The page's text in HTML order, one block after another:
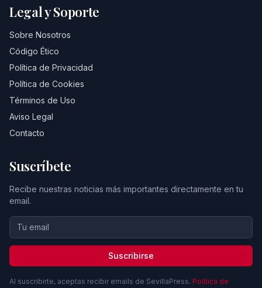
Legal y Soporte
Sobre Nosotros
Código Ético
Política de Privacidad
Política de Cookies
Términos de Uso
Aviso Legal
Contacto
Suscríbete
Recibe nuestras noticias más importantes directamente en tu
email.
Suscribirse
Al suscribirte, aceptas recibir emails de SevillaPress. Política de